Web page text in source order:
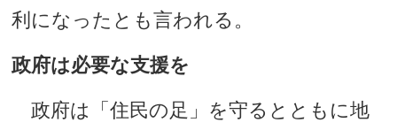
利になったとも言われる。
政府は必要な支援を
政府は「住民の足」を守るとともに地